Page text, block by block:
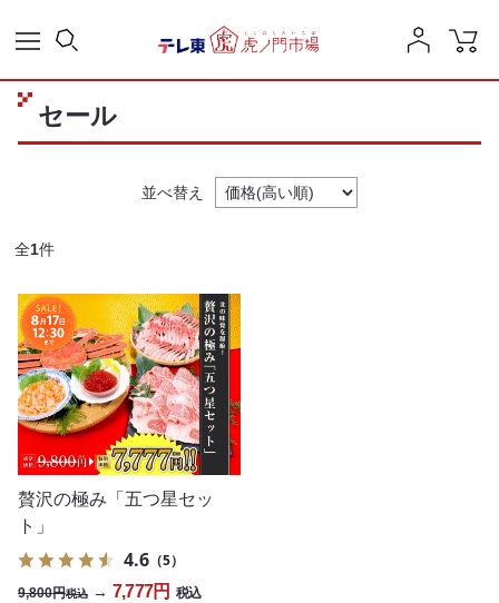
セール
並べ替え
全1件
贅沢の極み「五つ星セッ
ト」
4.6 （5）
9,800円税込 → 7,777円 税込